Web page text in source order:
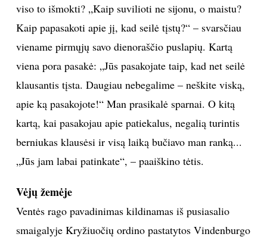
viso to išmokti? „Kaip suvilioti ne sijonu, o maistu?
Kaip papasakoti apie jį, kad seilė tįstų?“ – svarsčiau
viename pirmųjų savo dienoraščio puslapių. Kartą
viena pora pasakė: „Jūs pasakojate taip, kad net seilė
klausantis tįsta. Daugiau nebegalime – neškite viską,
apie ką pasakojote!“ Man prasikalė sparnai. O kitą
kartą, kai pasakojau apie patiekalus, negalią turintis
berniukas klausėsi ir visą laiką bučiavo man ranką...
„Jūs jam labai patinkate“, – paaiškino tėtis.
Vėjų žemėje
Ventės rago pavadinimas kildinamas iš pusiasalio
smaigalyje Kryžiuočių ordino pastatytos Vindenburgo